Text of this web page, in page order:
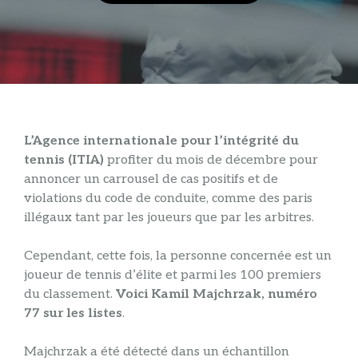
L’Agence internationale pour l’intégrité du
tennis (ITIA) profiter du mois de décembre pour
annoncer un carrousel de cas positifs et de
violations du code de conduite, comme des paris
illégaux tant par les joueurs que par les arbitres.
Cependant, cette fois, la personne concernée est un
joueur de tennis d’élite et parmi les 100 premiers
du classement. Voici Kamil Majchrzak, numéro
77 sur les listes.
Majchrzak a été détecté dans un échantillon